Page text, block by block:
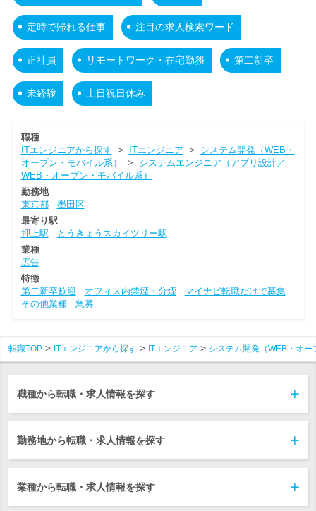
定時で帰れる仕事 注目の求人検索ワード
正社員 リモートワーク・在宅勤務 第二新卒
未経験 土日祝日休み
職種
ITエンジニアから探す > ITエンジニア > システム開発（WEB・
オープン・モバイル系）
> システムエンジニア（アプリ設計／
WEB・オープン・モバイル系）
勤務地
東京都
墨田区
最寄り駅
押上駅
とうきょうスカイツリー駅
業種
広告
特徴
第二新卒歓迎
オフィス内禁煙・分煙
マイナビ転職だけで募集
その他業種
急募
転職TOP ITエンジニアから探す ITエンジニア システム開発（WEB・オ
職種から転職・求人情報を探す
勤務地から転職・求人情報を探す
業種から転職・求人情報を探す